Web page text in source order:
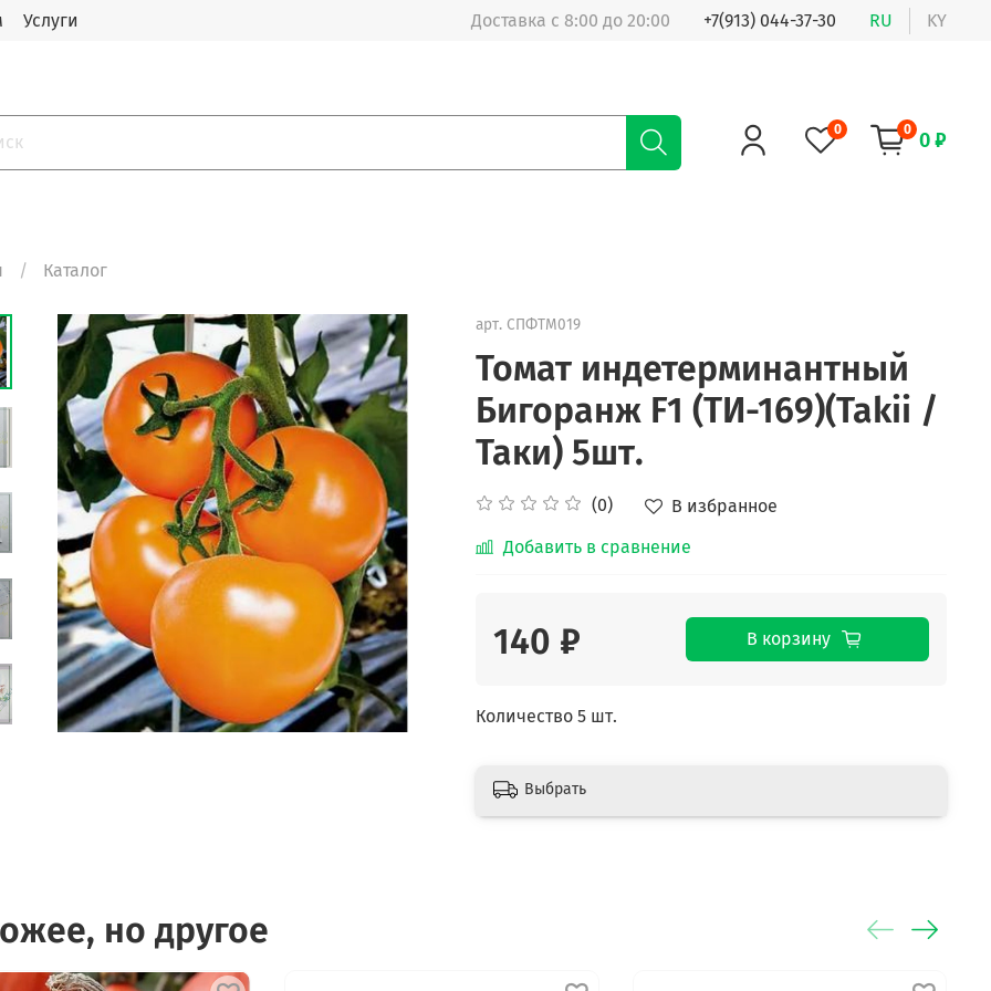
Услуги Доставка с 8:00 до 20:00 +7(913) 044-37-30 RU KY
0 0 0 ₽
Каталог
арт. СПФТМ019
Томат индетерминантный
Бигоранж F1 (ТИ-169)(Takii /
Таки) 5шт.
(0)
В избранное
Добавить в сравнение
140 ₽ В корзину
Количество 5 шт.
Выбрать
но другое